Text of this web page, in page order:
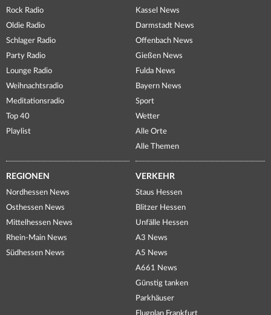
Rock Radio
Oldie Radio
Schlager Radio
Party Radio
Lounge Radio
Weihnachtsradio
Meditationsradio
Top 40
Playlist
Kassel News
Darmstadt News
Offenbach News
Gießen News
Fulda News
Bayern News
Sport
Wetter
Alle Orte
Alle Themen
REGIONEN
Nordhessen News
Osthessen News
Mittelhessen News
Rhein-Main News
Südhessen News
VERKEHR
Staus Hessen
Blitzer Hessen
Unfälle Hessen
A3 News
A5 News
A661 News
Günstig tanken
Parkhäuser
Flugplan Frankfurt